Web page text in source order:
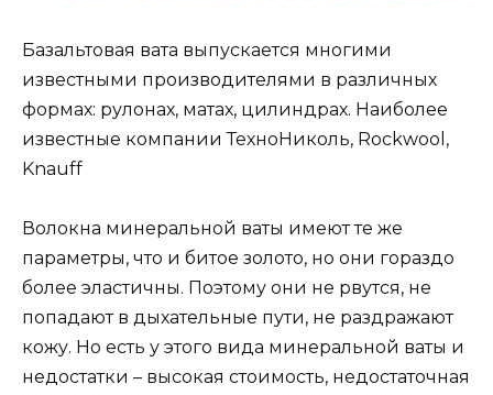
Базальтовая вата выпускается многими
известными производителями в различных
формах: рулонах, матах, цилиндрах. Наиболее
известные компании ТехноНиколь, Rockwool,
Knauff
Волокна минеральной ваты имеют те же
параметры, что и битое золото, но они гораздо
более эластичны. Поэтому они не рвутся, не
попадают в дыхательные пути, не раздражают
кожу. Но есть у этого вида минеральной ваты и
недостатки – высокая стоимость, недостаточная